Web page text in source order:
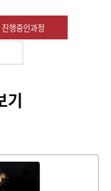
진행중인과정
기